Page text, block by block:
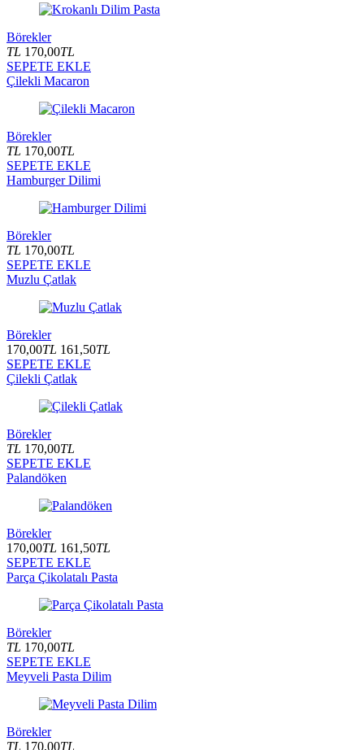
Börekler
TL 170,00TL
SEPETE EKLE
Çilekli Macaron
Börekler
TL 170,00TL
SEPETE EKLE
Hamburger Dilimi
Börekler
TL 170,00TL
SEPETE EKLE
Muzlu Çatlak
Börekler
170,00TL 161,50TL
SEPETE EKLE
Çilekli Çatlak
Börekler
TL 170,00TL
SEPETE EKLE
Palandöken
Börekler
170,00TL 161,50TL
SEPETE EKLE
Parça Çikolatalı Pasta
Börekler
TL 170,00TL
SEPETE EKLE
Meyveli Pasta Dilim
Börekler
TL 170,00TL